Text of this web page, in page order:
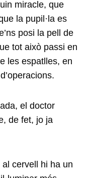
miracle, que
la pupil·la es
posi la pell de
tot això passi en
les espatlles, en
el doctor
de fet, jo ja
al cervell hi ha un